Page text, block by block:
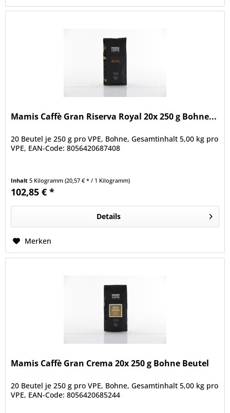
Mamis Caffè Gran Riserva Royal 20x 250 g Bohne...
20 Beutel je 250 g pro VPE, Bohne, Gesamtinhalt 5,00 kg pro
VPE, EAN-Code: 8056420687408
Inhalt5 Kilogramm(20,57 € * / 1 Kilogramm)
102,85 € *
Details
Merken
Mamis Caffè Gran Crema 20x 250 g Bohne Beutel
20 Beutel je 250 g pro VPE, Bohne, Gesamtinhalt 5,00 kg pro
VPE, EAN-Code: 8056420685244